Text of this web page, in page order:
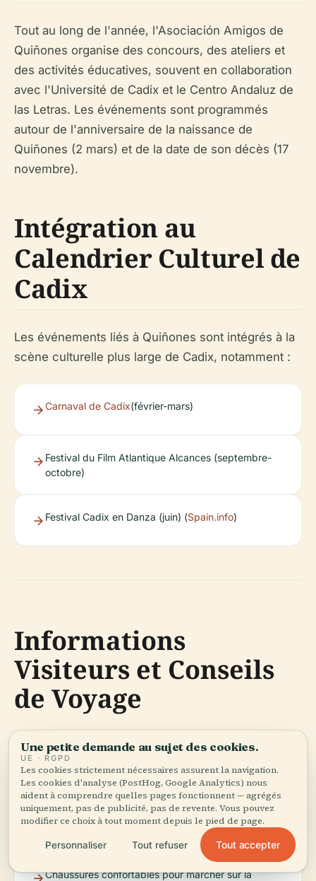
Tout au long de l'année, l'Asociación Amigos de
Quiñones organise des concours, des ateliers et
des activités éducatives, souvent en collaboration
avec l'Université de Cadix et le Centro Andaluz de
las Letras. Les événements sont programmés
autour de l'anniversaire de la naissance de
Quiñones (2 mars) et de la date de son décès (17
novembre).
Intégration au
Calendrier Culturel de
Cadix
Les événements liés à Quiñones sont intégrés à la
scène culturelle plus large de Cadix, notamment :
Carnaval de Cadix(février-mars)
Festival du Film Atlantique Alcances (septembre-
octobre)
Festival Cadix en Danza (juin) (Spain.info)
Informations
Visiteurs et Conseils
de Voyage
Ce qu'il faut Apporter
Appareil photo/smartphone pour les photos.
Chaussures confortables pour marcher sur la
Une petite demande au sujet des cookies.
UE · RGPD
Les cookies strictement nécessaires assurent la navigation.
Les cookies d'analyse (PostHog, Google Analytics) nous
aident à comprendre quelles pages fonctionnent — agrégés
uniquement, pas de publicité, pas de revente. Vous pouvez
modifier ce choix à tout moment depuis le pied de page.
Personnaliser Tout refuser Tout accepter